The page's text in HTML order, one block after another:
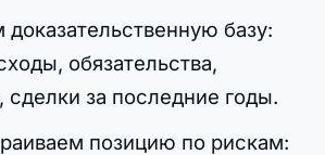
базу:
обязательства,
сделки за последние годы.
позицию по рискам: